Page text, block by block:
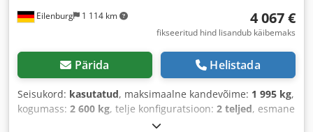
Eilenburg 1 114 km 4 067 €
fikseeritud hind lisandub käibemaks
Pärida Helistada
Seisukord: kasutatud, maksimaalne kandevõime: 1 995 kg,
kogumass: 2 600 kg, telje konfiguratsioon: 2 teljed, esmane
, laadimisruumi pikkus: